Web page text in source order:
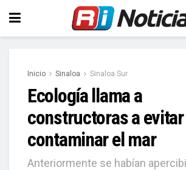
Inicio Sinaloa Sinaloa Sur
Ecología llama a
constructoras a evitar
contaminar el mar
Anteriormente se habían